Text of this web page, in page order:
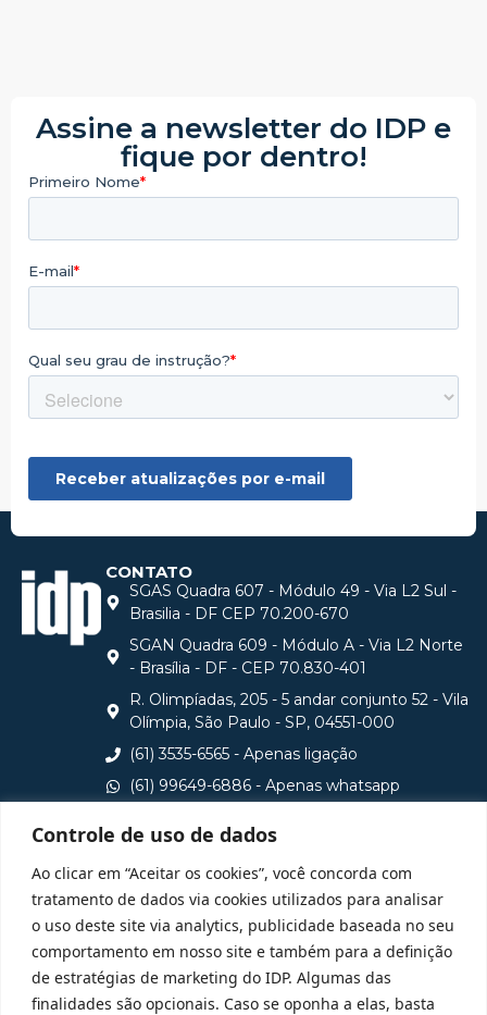
Controle de uso de dados
Ao clicar em “Aceitar os cookies”, você concorda com
tratamento de dados via cookies utilizados para analisar
o uso deste site via analytics, publicidade baseada no seu
comportamento em nosso site e também para a definição
de estratégias de marketing do IDP. Algumas das
finalidades são opcionais. Caso se oponha a elas, basta
Assine a newsletter do IDP e
fique por dentro!
CONTATO
SGAS Quadra 607 - Módulo 49 - Via L2 Sul -
Brasilia - DF CEP 70.200-670
SGAN Quadra 609 - Módulo A - Via L2 Norte
- Brasília - DF - CEP 70.830-401
R. Olimpíadas, 205 - 5 andar conjunto 52 - Vila
Olímpia, São Paulo - SP, 04551-000
(61) 3535-6565 - Apenas ligação
(61) 99649-6886 - Apenas whatsapp
Consulte aqui o cadastro da Instituição no Sistema e-
MEC